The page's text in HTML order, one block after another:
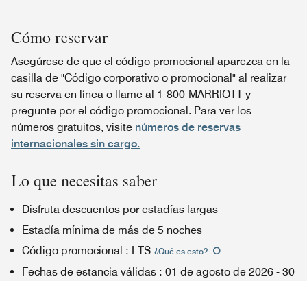
Cómo reservar
Asegúrese de que el código promocional aparezca en la
casilla de "Código corporativo o promocional" al realizar
su reserva en línea o llame al 1-800-MARRIOTT y
pregunte por el código promocional. Para ver los
números gratuitos, visite números de reservas
internacionales sin cargo.
Lo que necesitas saber
Disfruta descuentos por estadías largas
Estadía mínima de más de 5 noches
Código promocional : LTS ¿Qué es esto?
Fechas de estancia válidas : 01 de agosto de 2026 - 30